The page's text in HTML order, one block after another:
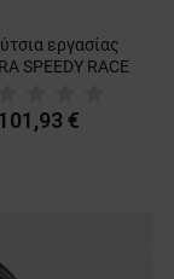
εργασίας
SPEEDY RACE
FREE
101,93 €